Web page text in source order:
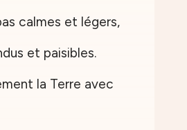
calmes et légers,
et paisibles.
la Terre avec